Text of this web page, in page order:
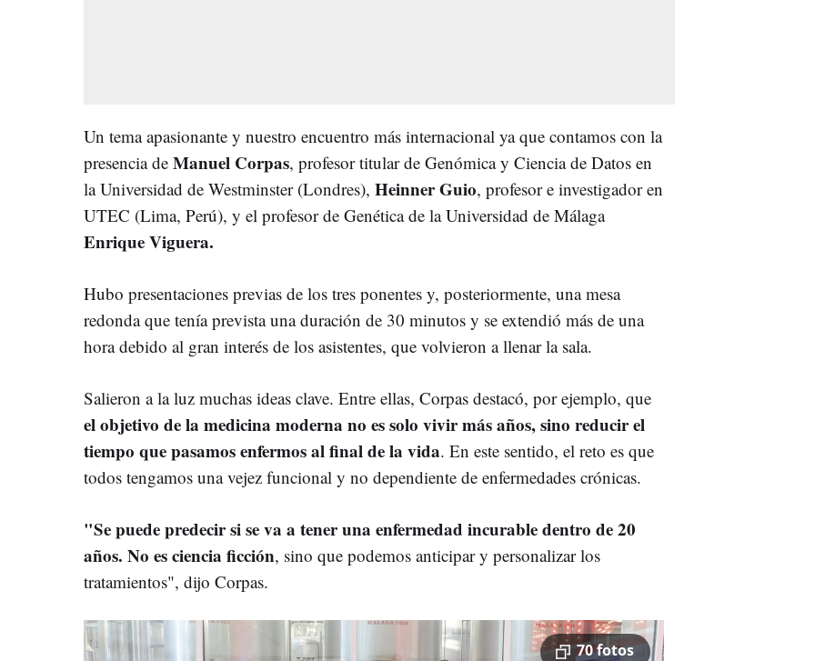
Un tema apasionante y nuestro encuentro más internacional ya que contamos con la
presencia de Manuel Corpas, profesor titular de Genómica y Ciencia de Datos en
la Universidad de Westminster (Londres), Heinner Guio, profesor e investigador en
UTEC (Lima, Perú), y el profesor de Genética de la Universidad de Málaga
Enrique Viguera.
Hubo presentaciones previas de los tres ponentes y, posteriormente, una mesa
redonda que tenía prevista una duración de 30 minutos y se extendió más de una
hora debido al gran interés de los asistentes, que volvieron a llenar la sala.
Salieron a la luz muchas ideas clave. Entre ellas, Corpas destacó, por ejemplo, que
el objetivo de la medicina moderna no es solo vivir más años, sino reducir el
tiempo que pasamos enfermos al final de la vida. En este sentido, el reto es que
todos tengamos una vejez funcional y no dependiente de enfermedades crónicas.
"Se puede predecir si se va a tener una enfermedad incurable dentro de 20
años. No es ciencia ficción, sino que podemos anticipar y personalizar los
tratamientos", dijo Corpas.
70 fotos